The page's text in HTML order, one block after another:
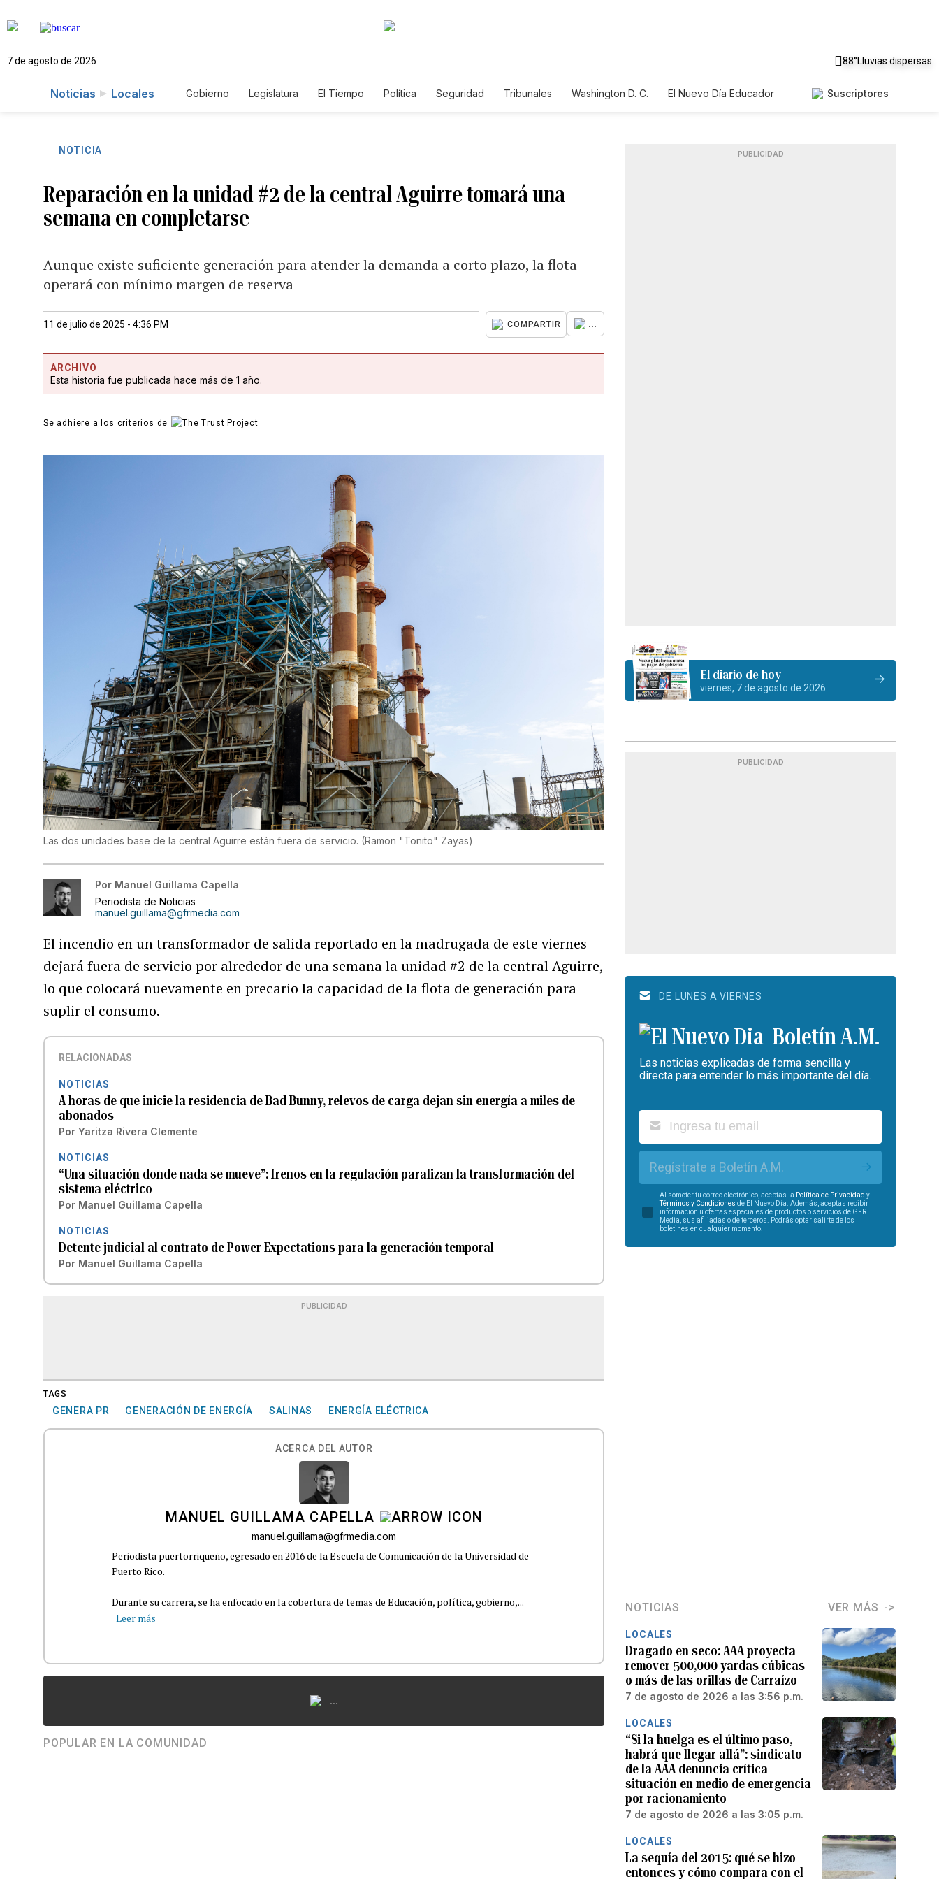
7 de agosto de 2026 88°Lluvias dispersas
Noticias Locales Gobierno Legislatura El Tiempo Política Seguridad Tribunales Washington D. C.
El Nuevo Día Educador
Suscriptores
NOTICIA
Reparación en la unidad #2 de la central Aguirre tomará una
semana en completarse
Aunque existe suficiente generación para atender la demanda a corto plazo, la flota
operará con mínimo margen de reserva
11 de julio de 2025 - 4:36 PM COMPARTIR ...
ARCHIVO
Esta historia fue publicada hace más de 1 año.
Se adhiere a los criterios de
Las dos unidades base de la central Aguirre están fuera de servicio. (Ramon "Tonito" Zayas)
Por Manuel Guillama Capella
Periodista de Noticias
manuel.guillama@gfrmedia.com
El incendio en un transformador de salida reportado en la madrugada de este viernes
dejará fuera de servicio por alrededor de una semana la unidad #2 de la central Aguirre,
lo que colocará nuevamente en precario la capacidad de la flota de generación para
suplir el consumo.
RELACIONADAS
NOTICIAS
A horas de que inicie la residencia de Bad Bunny, relevos de carga dejan sin energía a miles de
abonados
Por Yaritza Rivera Clemente
NOTICIAS
“Una situación donde nada se mueve”: frenos en la regulación paralizan la transformación del
sistema eléctrico
Por Manuel Guillama Capella
NOTICIAS
Detente judicial al contrato de Power Expectations para la generación temporal
Por Manuel Guillama Capella
PUBLICIDAD
TAGS
GENERA PR GENERACIÓN DE ENERGÍA SALINAS ENERGÍA ELÉCTRICA
ACERCA DEL AUTOR
MANUEL GUILLAMA CAPELLA
manuel.guillama@gfrmedia.com
Periodista puertorriqueño, egresado en 2016 de la Escuela de Comunicación de la Universidad de
Puerto Rico.
Durante su carrera, se ha enfocado en la cobertura de temas de Educación, política, gobierno,...
Leer más
...
POPULAR EN LA COMUNIDAD
PUBLICIDAD
El diario de hoy
viernes, 7 de agosto de 2026
PUBLICIDAD
DE LUNES A VIERNES
Boletín A.M.
Las noticias explicadas de forma sencilla y
directa para entender lo más importante del día.
Regístrate a Boletín A.M.
Al someter tu correo electrónico, aceptas la Política de Privacidad y
Términos y Condiciones de El Nuevo Día. Además, aceptas recibir
información u ofertas especiales de productos o servicios de GFR
Media, sus afiliadas o de terceros. Podrás optar salirte de los
boletines en cualquier momento.
NOTICIAS VER MÁS
LOCALES
Dragado en seco: AAA proyecta
remover 500,000 yardas cúbicas
o más de las orillas de Carraízo
7 de agosto de 2026 a las 3:56 p.m.
LOCALES
“Si la huelga es el último paso,
habrá que llegar allá”: sindicato
de la AAA denuncia crítica
situación en medio de emergencia
por racionamiento
7 de agosto de 2026 a las 3:05 p.m.
LOCALES
La sequía del 2015: qué se hizo
entonces y cómo compara con el